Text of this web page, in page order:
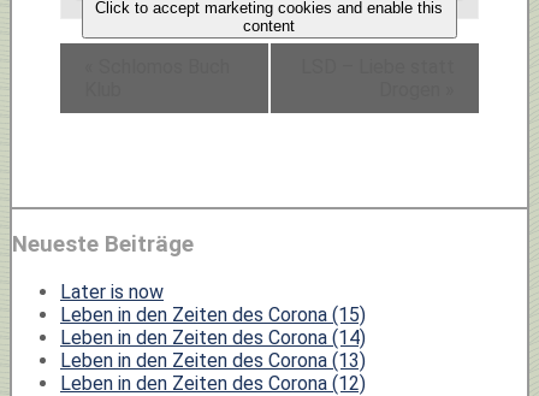
Click to accept marketing cookies and enable this
content
Neueste Beiträge
Later is now
Leben in den Zeiten des Corona (15)
Leben in den Zeiten des Corona (14)
Leben in den Zeiten des Corona (13)
Leben in den Zeiten des Corona (12)